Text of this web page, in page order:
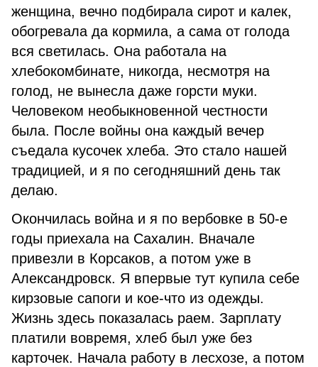
женщина, вечно подбирала сирот и калек,
обогревала да кормила, а сама от голода
вся светилась. Она работала на
хлебокомбинате, никогда, несмотря на
голод, не вынесла даже горсти муки.
Человеком необыкновенной честности
была. После войны она каждый вечер
съедала кусочек хлеба. Это стало нашей
традицией, и я по сегодняшний день так
делаю.
Окончилась война и я по вербовке в 50-е
годы приехала на Сахалин. Вначале
привезли в Корсаков, а потом уже в
Александровск. Я впервые тут купила себе
кирзовые сапоги и кое-что из одежды.
Жизнь здесь показалась раем. Зарплату
платили вовремя, хлеб был уже без
карточек. Начала работу в лесхозе, а потом